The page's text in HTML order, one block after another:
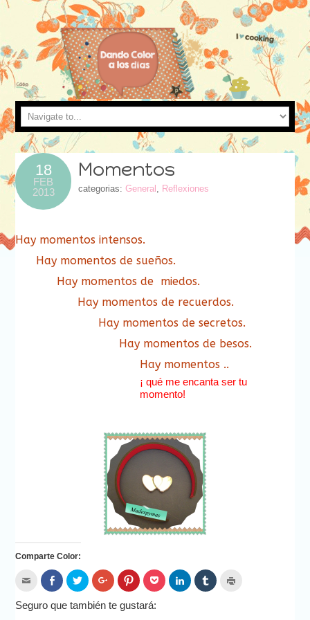
18
FEB
2013
Momentos
categorias:General Reflexiones
Hay momentos intensos.
Hay momentos de sueños.
Hay momentos de miedos.
Hay momentos de recuerdos.
Hay momentos de secretos.
Hay momentos de besos.
Hay momentos ..
¡ qué me encanta ser tu
momento!
Comparte Color:
Hac
clic
para
enviar
por
Haz
clic
para
compartir
en
Haz
clic
para
compartir
en
Haz
clic
para
compartir
en
Haz
clic
para
compartir
en
Haz
clic
para
Haz
clic
para
Haz
clic
Seguro que también te gustará: